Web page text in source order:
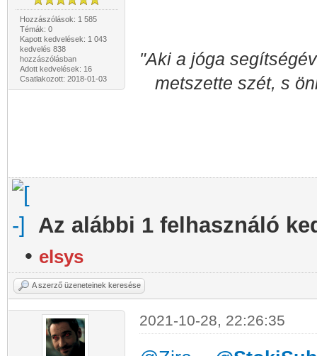
Hozzászólások: 1 585
Témák: 0
Kapott kedvelések: 1 043
kedvelés 838
hozzászólásban
Adott kedvelések: 16
Csatlakozott: 2018-01-03
"Aki a jóga
metszette szét, s
Az alábbi 1 felhasználó
• elsys
A szerző üzeneteinek keresése
2021-10-28, 22:26:35